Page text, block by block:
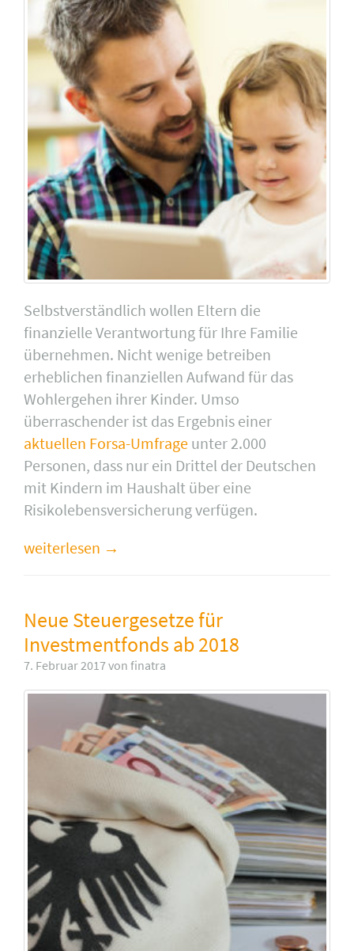
Selbstverständlich wollen Eltern die
finanzielle Verantwortung für Ihre Familie
übernehmen. Nicht wenige betreiben
erheblichen finanziellen Aufwand für das
Wohlergehen ihrer Kinder. Umso
überraschender ist das Ergebnis einer
aktuellen Forsa-Umfrage unter 2.000
Personen, dass nur ein Drittel der Deutschen
mit Kindern im Haushalt über eine
Risikolebensversicherung verfügen.
weiterlesen
Neue Steuergesetze für
Investmentfonds ab 2018
7. Februar 2017 von finatra